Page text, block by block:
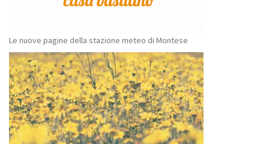
Le nuove pagine della stazione meteo di Montese